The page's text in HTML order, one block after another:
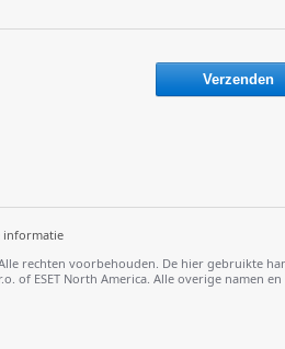
informatie
Alle rechten voorbehouden. De hier gebruikte
of ESET North America. Alle overige namen